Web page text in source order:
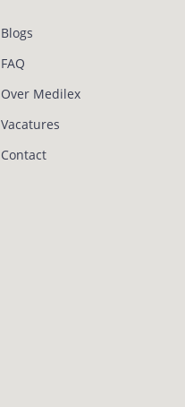
Blogs
FAQ
Over Medilex
Vacatures
Contact